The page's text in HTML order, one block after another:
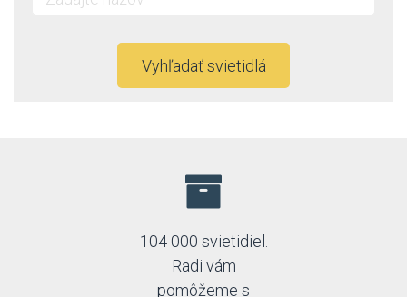
Vyhľadať svietidlá
104 000 svietidiel.
Radi vám
pomôžeme s